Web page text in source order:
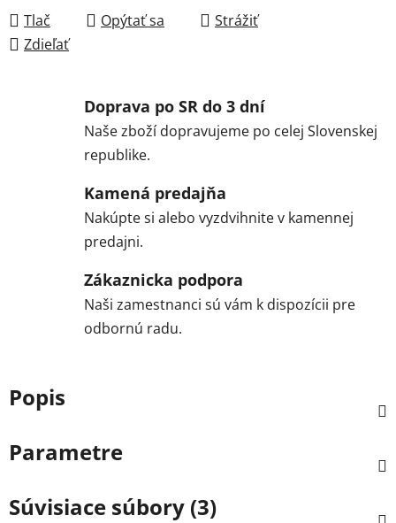
Tlač Opýtať sa
Strážiť
Zdieľať
Doprava po SR do 3 dní
Naše zboží dopravujeme po celej Slovenskej
republike.
Kamená predajňa
Nakúpte si alebo vyzdvihnite v kamennej
predajni.
Zákaznicka podpora
Naši zamestnanci sú vám k dispozícii pre
odbornú radu.
Popis
Parametre
Súvisiace súbory (3)